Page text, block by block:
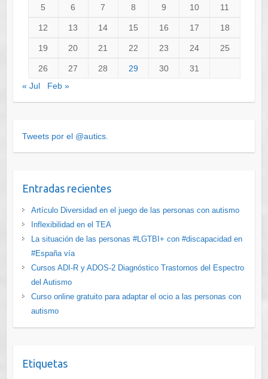
5 6 7 8 9 10 11
12 13 14 15 16 17 18
19 20 21 22 23 24 25
26 27 28 29 30
31
« Jul
Feb »
Tweets por el @autics.
Entradas recientes
Artículo Diversidad en el juego de las personas con autismo
Inflexibilidad en el TEA
La situación de las personas #LGTBI+ con #discapacidad en
#España vía
Cursos ADI-R y ADOS-2 Diagnóstico Trastornos del Espectro
del Autismo
Curso online gratuito para adaptar el ocio a las personas con
autismo
Etiquetas